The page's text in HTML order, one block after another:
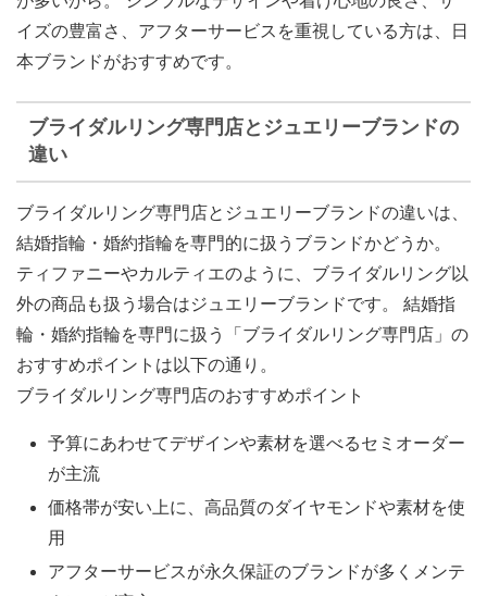
イズの豊富さ、アフターサービスを重視している方は、日
本ブランドがおすすめです。
ブライダルリング専門店とジュエリーブランドの
違い
ブライダルリング専門店とジュエリーブランドの違いは、
結婚指輪・婚約指輪を専門的に扱うブランドかどうか。
ティファニーやカルティエのように、 ブライダルリング以
外の商品も扱う場合はジュエリーブランドです。 結婚指
輪・婚約指輪を専門に扱う「ブライダルリング専門店」の
おすすめポイントは以下の通り。
ブライダルリング専門店のおすすめポイント
予算にあわせてデザインや素材を選べるセミオーダー
が主流
価格帯が安い上に、高品質のダイヤモンドや素材を使
用
アフターサービスが永久保証のブランドが多くメンテ